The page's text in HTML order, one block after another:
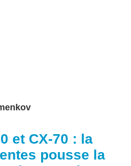
et CX-70 : la
pousse la